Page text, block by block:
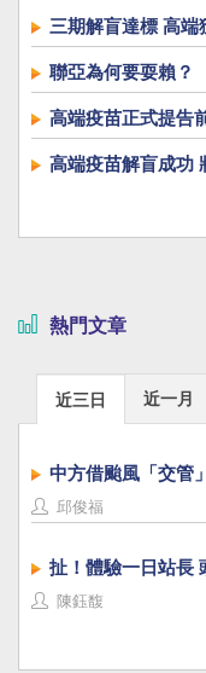
三期解盲達標 高端
聯亞為何要耍賴？
高端疫苗正式提告
高端疫苗解盲成功
熱門文章
近三日 近一月
中方借颱風「交管
邱俊福
扯！體驗一日站長
陳鈺馥